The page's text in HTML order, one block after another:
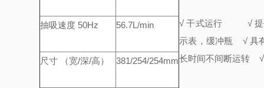
抽吸速度 50Hz 56.7L/min
尺寸 （宽/深/高） 381/254/254mm
√ 干式运行
√ 提
示表，缓冲瓶 √ 具
长时间不间断运转 √